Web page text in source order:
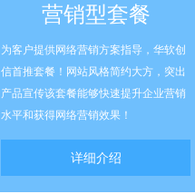
营销型套餐
为客户提供网络营销方案指导，华软创
信首推套餐！网站风格简约大方，突出
产品宣传该套餐能够快速提升企业营销
水平和获得网络营销效果！
详细介绍